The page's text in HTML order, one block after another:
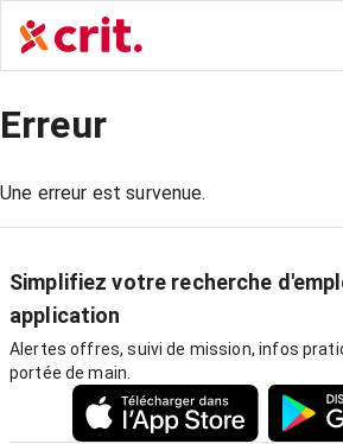
Erreur
Une erreur est survenue.
Simplifiez votre recherche
application
Alertes offres, suivi de mission, infos
portée de main.